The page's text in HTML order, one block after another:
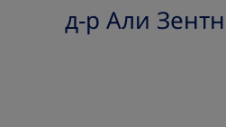
д-р Али